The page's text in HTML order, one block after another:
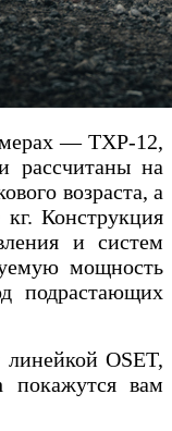
— TXP-12,
на
возраста, а
Конструкция
и систем
мощность
подрастающих
OSET,
покажутся вам